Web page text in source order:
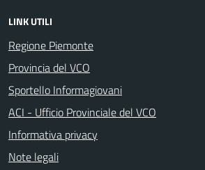
LINK UTILI
Regione Piemonte
Provincia del VCO
Sportello Informagiovani
ACI - Ufficio Provinciale del VCO
Informativa privacy
Note legali